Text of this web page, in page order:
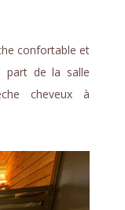
confortable et
part de la salle
cheveux à